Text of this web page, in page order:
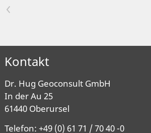
<
Kontakt
Dr. Hug Geoconsult GmbH
In der Au 25
61440 Oberursel
Telefon: +49 (0) 61 71 / 70 40 -0